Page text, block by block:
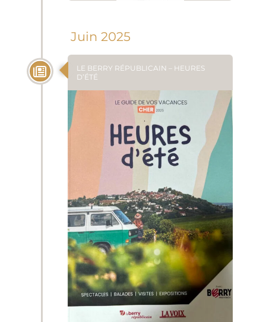
Juin 2025
LE BERRY RÉPUBLICAIN – HEURES
D’ÉTÉ